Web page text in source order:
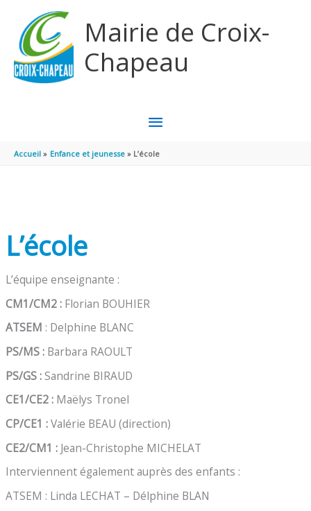
Mairie de Croix-
Chapeau
MENU
PRINCIPAL
Accueil Enfance et jeunesse L’école
L’école
L’équipe enseignante :
CM1/CM2 : Florian BOUHIER
ATSEM : Delphine BLANC
PS/MS : Barbara RAOULT
PS/GS : Sandrine BIRAUD
CE1/CE2 : Maëlys Tronel
CP/CE1 :Valérie BEAU (direction)
CE2/CM1 : Jean-Christophe MICHELAT
Interviennent également auprès des enfants :
ATSEM : Linda LECHAT – Délphine BLAN